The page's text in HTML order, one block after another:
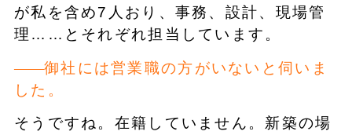
が私を含め7人おり、事務、設計、現場管
理……とそれぞれ担当しています。
御社には営業職の方がいないと伺いま
した。
そうですね。在籍していません。新築の場